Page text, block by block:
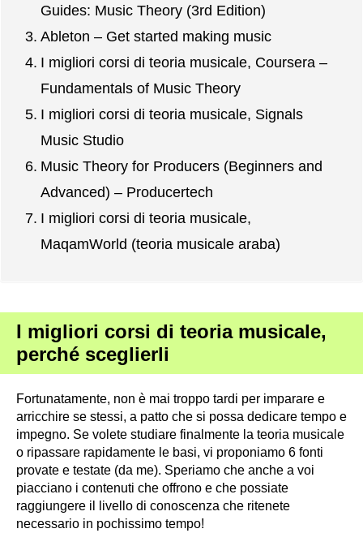
Guides: Music Theory (3rd Edition)
Ableton – Get started making music
I migliori corsi di teoria musicale, Coursera –
Fundamentals of Music Theory
I migliori corsi di teoria musicale, Signals
Music Studio
Music Theory for Producers (Beginners and
Advanced) – Producertech
I migliori corsi di teoria musicale,
MaqamWorld (teoria musicale araba)
I migliori corsi di teoria musicale,
perché sceglierli
Fortunatamente, non è mai troppo tardi per imparare e
arricchire se stessi, a patto che si possa dedicare tempo e
impegno. Se volete studiare finalmente la teoria musicale
o ripassare rapidamente le basi, vi proponiamo 6 fonti
provate e testate (da me). Speriamo che anche a voi
piacciano i contenuti che offrono e che possiate
raggiungere il livello di conoscenza che ritenete
necessario in pochissimo tempo!